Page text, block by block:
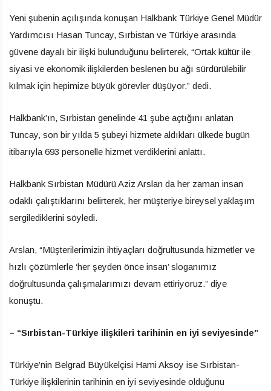
Yeni şubenin açılışında konuşan Halkbank Türkiye Genel Müdür
Yardımcısı Hasan Tuncay, Sırbistan ve Türkiye arasında
güvene dayalı bir ilişki bulunduğunu belirterek, “Ortak kültür ile
siyasi ve ekonomik ilişkilerden beslenen bu ağı sürdürülebilir
kılmak için hepimize büyük görevler düşüyor.” dedi.
Halkbank’ın, Sırbistan genelinde 41 şube açtığını anlatan
Tuncay, son bir yılda 5 şubeyi hizmete aldıkları ülkede bugün
itibarıyla 693 personelle hizmet verdiklerini anlattı.
Halkbank Sırbistan Müdürü Aziz Arslan da her zaman insan
odaklı çalıştıklarını belirterek, her müşteriye bireysel yaklaşım
sergilediklerini söyledi.
Arslan, “Müşterilerimizin ihtiyaçları doğrultusunda hizmetler ve
hızlı çözümlerle ‘her şeyden önce insan’ sloganımız
doğrultusunda çalışmalarımızı devam ettiriyoruz.” diye
konuştu.
– “Sırbistan-Türkiye ilişkileri tarihinin en iyi seviyesinde”
Türkiye’nin Belgrad Büyükelçisi Hami Aksoy ise Sırbistan-
Türkiye ilişkilerinin tarihinin en iyi seviyesinde olduğunu